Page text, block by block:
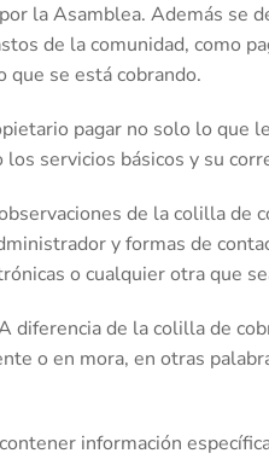
la Asamblea. Además se
de la comunidad, como
se está cobrando.
pagar no solo lo que
servicios básicos y su
de la colilla de
y formas de
o cualquier otra que
diferencia de la colilla de
o en mora, en otras
información